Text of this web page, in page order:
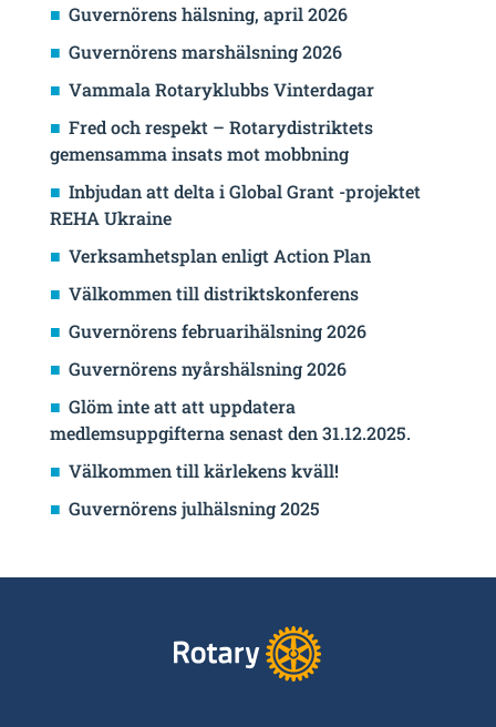
Guvernörens hälsning, april 2026
Guvernörens marshälsning 2026
Vammala Rotaryklubbs Vinterdagar
Fred och respekt – Rotarydistriktets
gemensamma insats mot mobbning
Inbjudan att delta i Global Grant -projektet
REHA Ukraine
Verksamhetsplan enligt Action Plan
Välkommen till distriktskonferens
Guvernörens februarihälsning 2026
Guvernörens nyårshälsning 2026
Glöm inte att att uppdatera
medlemsuppgifterna senast den 31.12.2025.
Välkommen till kärlekens kväll!
Guvernörens julhälsning 2025